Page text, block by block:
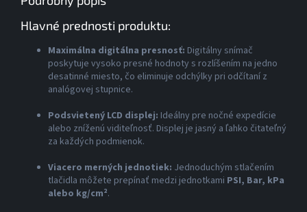
Hlavné prednosti produktu:
Maximálna digitálna presnosť: Digitálny snímač
poskytuje vysoko presné hodnoty s rozlíšením na jedno
desatinné miesto, čo eliminuje odchýlky pri odčítaní z
analógovej stupnice.
Podsvietený LCD displej: Ideálny pre nočné expedície
alebo zníženú viditeľnosť. Displej je jasný a ľahko čitateľný
za každých podmienok.
Viacero merných jednotiek: Jednoduchým stlačením
tlačidla môžete prepínať medzi jednotkami PSI, Bar, kPa
alebo kg/cm².